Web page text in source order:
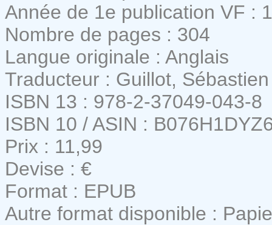
Année de 1e publication VF :
Nombre de pages : 304
Langue originale : Anglais
Traducteur : Guillot, Sébastien
ISBN 13 : 978-2-37049-043-8
ISBN 10 / ASIN :
Prix : 11,99
Devise : €
Format : EPUB
Autre format disponible :